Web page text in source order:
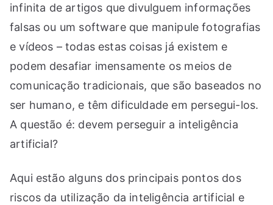
infinita de artigos que divulguem informações
falsas ou um software que manipule fotografias
e vídeos – todas estas coisas já existem e
podem desafiar imensamente os meios de
comunicação tradicionais, que são baseados no
ser humano, e têm dificuldade em persegui-los.
A questão é: devem perseguir a inteligência
artificial?
Aqui estão alguns dos principais pontos dos
riscos da utilização da inteligência artificial e